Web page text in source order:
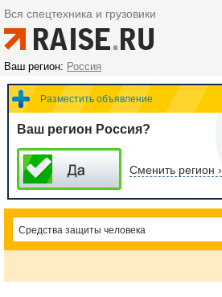
Вся спецтехника и грузовики
Ваш регион: Россия
Разместить объявление
Ваш регион Россия?
Сменить регион ›